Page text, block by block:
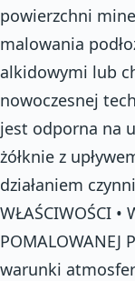
powierzchni
malowania
alkidowymi lub
nowoczesnej
jest odporna na
żółknie z
działaniem
WŁAŚCIWOŚCI •
POMALOWANEJ
warunki